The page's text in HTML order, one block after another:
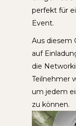
perfekt für
Event.
Aus diesem
auf
die
Teilnehmer
um jedem
zu können.